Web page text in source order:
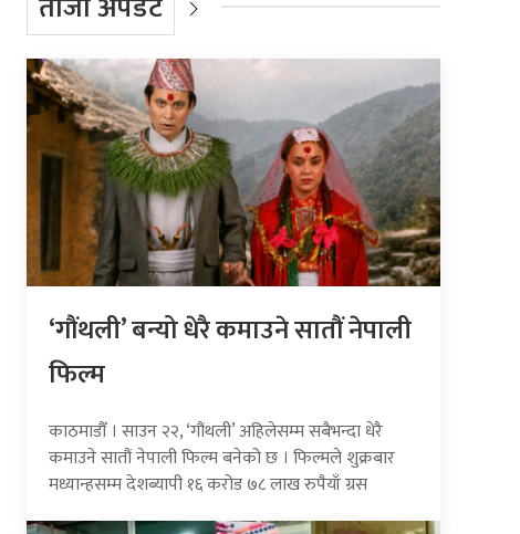
‘गौंथली’ बन्यो धेरै कमाउने सातौं नेपाली
फिल्म
काठमाडौँ । साउन २२, ‘गौंथली’ अहिलेसम्म सबैभन्दा धेरै
कमाउने सातौं नेपाली फिल्म बनेको छ । फिल्मले शुक्रबार
मध्यान्हसम्म देशब्यापी १६ करोड ७८ लाख रुपैयाँ ग्रस